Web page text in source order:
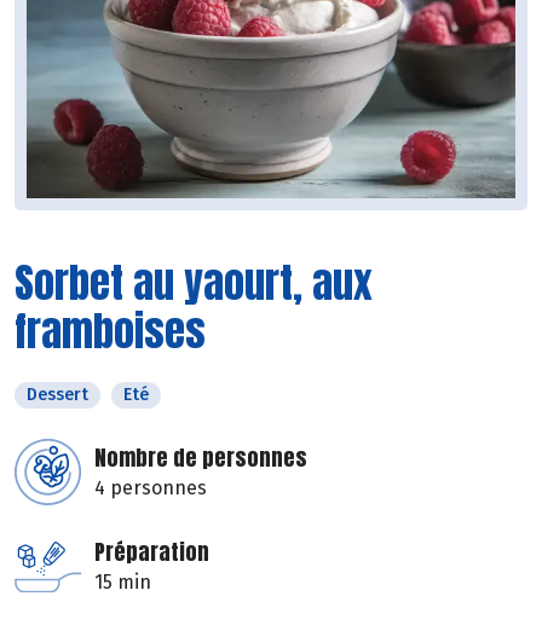
Sorbet au yaourt, aux
framboises
Dessert Eté
Nombre de personnes
4 personnes
Préparation
15 min